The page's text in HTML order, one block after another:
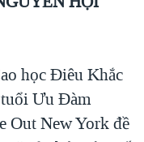
học Điêu Khắc
Ưu Đàm
Out New York đề